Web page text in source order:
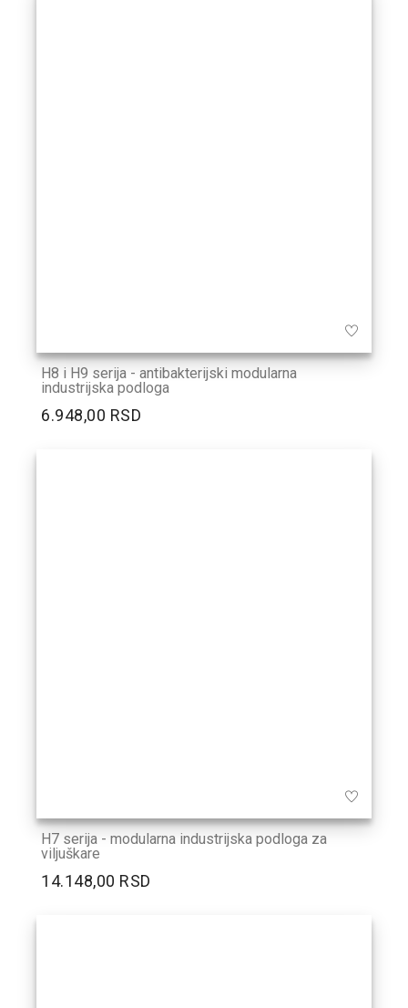
H8 i H9 serija - antibakterijski modularna
industrijska podloga
6.948,00 RSD
H7 serija - modularna industrijska podloga za
viljuškare
14.148,00 RSD